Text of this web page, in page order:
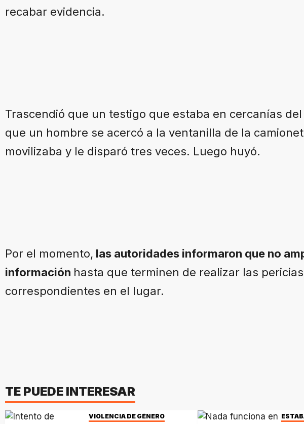
recabar evidencia.
Trascendió que un testigo que estaba en cercanías
que un hombre se acercó a la ventanilla de la
movilizaba y le disparó tres veces. Luego huyó.
Por el momento, las autoridades informaron que no
información hasta que terminen de realizar las pericias
correspondientes en el lugar.
TE PUEDE INTERESAR
VIOLENCIA DE GÉNERO